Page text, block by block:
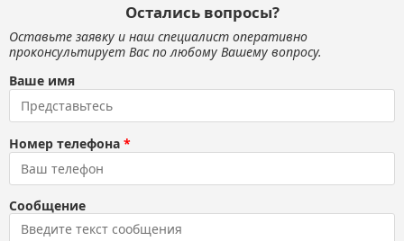
Остались вопросы?
Оставьте заявку и наш специалист оперативно
проконсультирует Вас по любому Вашему вопросу.
Ваше имя
Номер телефона *
Сообщение